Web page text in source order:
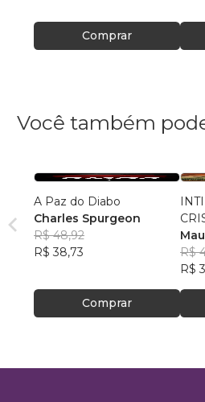
Comprar
Você também
A Paz do Diabo
Charles Spurgeon
R$ 48,92
R$ 38,73
Comprar
R$
R$